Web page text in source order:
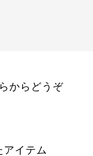
からどうぞ
アイテム